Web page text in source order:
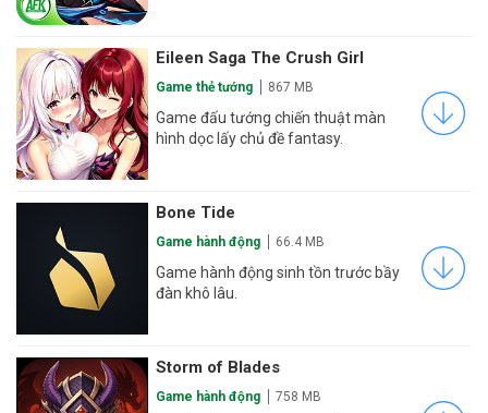
Eileen Saga The Crush Girl
Game thẻ tướng 867 MB
Game đấu tướng chiến thuật màn
hình dọc lấy chủ đề fantasy.
Bone Tide
Game hành động 66.4 MB
Game hành động sinh tồn trước bầy
đàn khô lâu.
Storm of Blades
Game hành động 758 MB